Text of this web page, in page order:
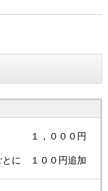
１，０００円
に １００円追加